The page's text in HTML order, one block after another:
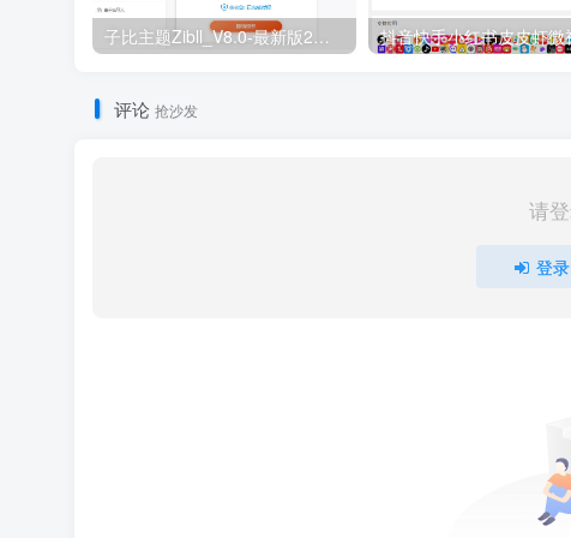
子比主题Zibll_V8.0-最新版2种授权教程（附源码）
评论 抢沙发
请
登录